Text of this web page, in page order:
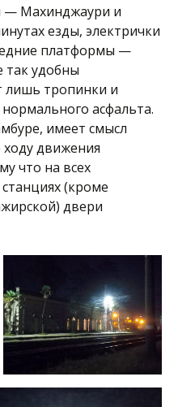
— Махинджаури и
езды, электрички
платформы —
так удобны
лишь тропинки и
асфальта.
имеет смысл
движения
что на всех
(кроме
двери